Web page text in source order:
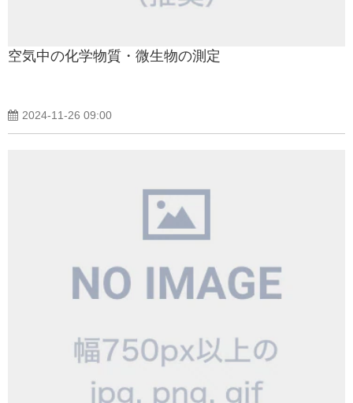
空気中の化学物質・微生物の測定
2024-11-26 09:00